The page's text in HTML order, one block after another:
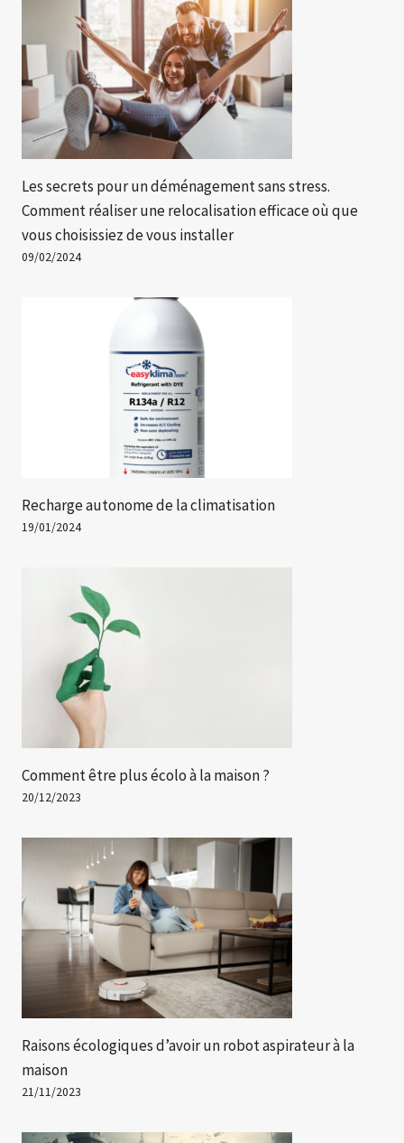
Les secrets pour un déménagement sans stress.
Comment réaliser une relocalisation efficace où que
vous choisissiez de vous installer
09/02/2024
Recharge autonome de la climatisation
19/01/2024
Comment être plus écolo à la maison ?
20/12/2023
Raisons écologiques d’avoir un robot aspirateur à la
maison
21/11/2023